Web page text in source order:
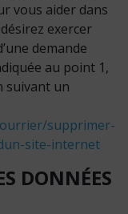
vous aider dans
exercer
demande
au point 1,
suivant un
supprimer-
site-internet
DONNÉES